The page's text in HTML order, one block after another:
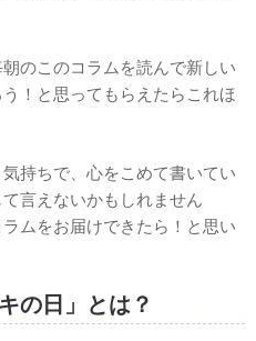
のこのコラムを読んで新しい
！と思ってもらえたらこれほ
持ちで、心をこめて書いてい
言えないかもしれません
ムをお届けできたら！と思い
の日」とは？